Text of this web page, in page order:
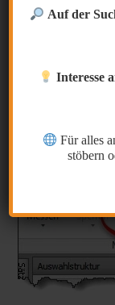
Im letzten
Navisworks
Er möchte
Auf der
Interesse
Für alles
stöbern